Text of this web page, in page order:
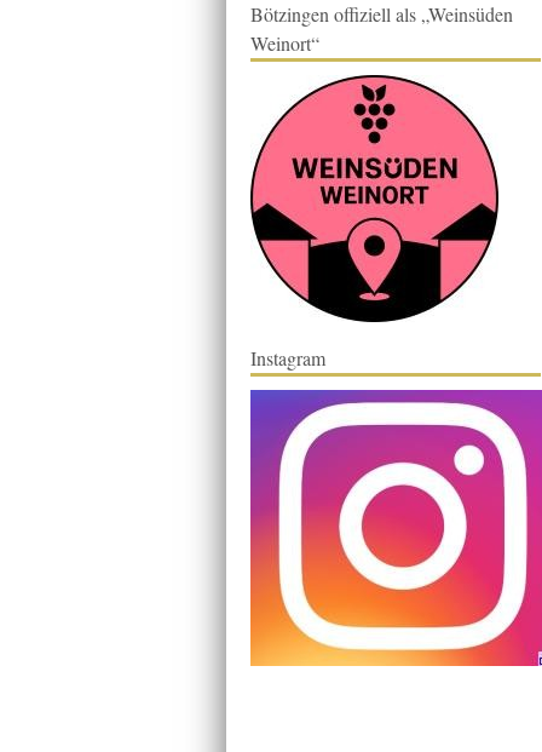
Bötzingen offiziell als „Weinsüden
Weinort“
Instagram